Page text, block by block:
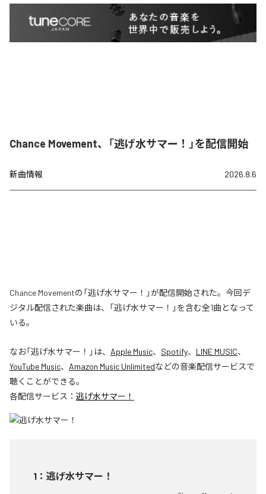
Chance Movement、「逃げ水サマー！」を配信開始
新曲情報 2026.8.6
Chance Movementの「逃げ水サマー！」が配信開始された。今回デ
ジタル配信された楽曲は、「逃げ水サマー！」を含む全1曲となって
いる。
なお「逃げ水サマー！ 」は、 Apple Music、 Spotify、 LINE MUSIC、
YouTube Music、 Amazon Music Unlimitedなどの音楽配信サービスで
聴くことができる。
各配信サービス： 逃げ水サマー！
1 ： 逃げ水サマー！